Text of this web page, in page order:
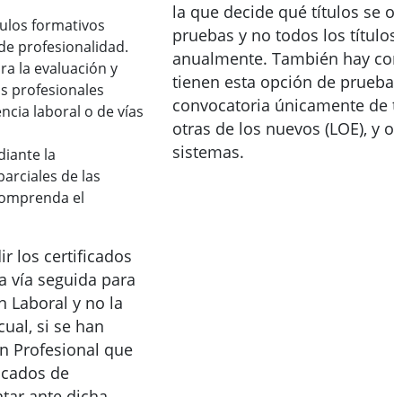
formativos
profesionalidad.
la evaluación y
profesionales
laboral o de vías
la
de las
el
los certificados
vía seguida para
Laboral y no la
si se han
Profesional que
de
la que decide qué títulos se
pruebas y no todos los
anualmente. También hay
tienen esta opción de
convocatoria únicamente de
otras de los nuevos (LOE), y
sistemas.